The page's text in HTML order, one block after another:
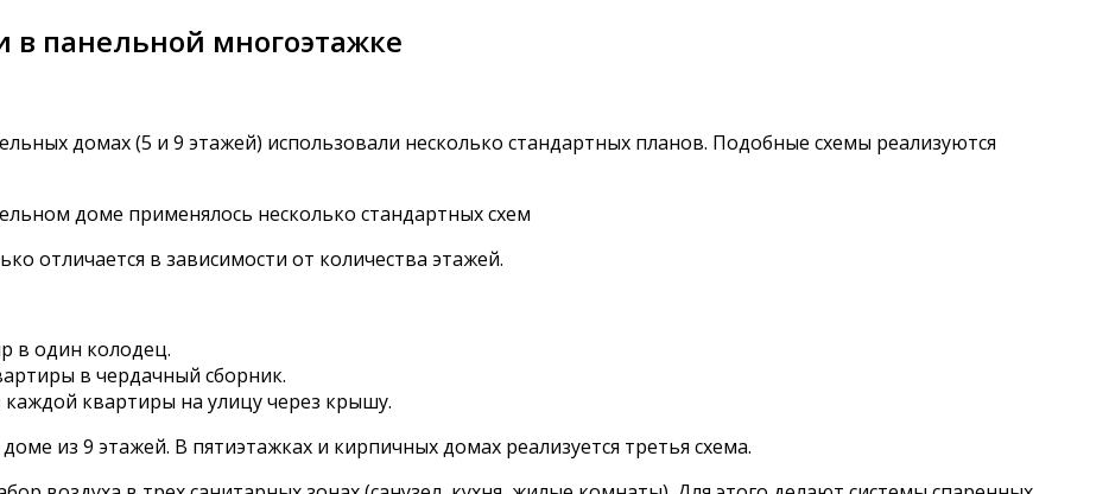
в панельной многоэтажке
домах (5 и 9 этажей) использовали несколько стандартных планов. Подобные схемы реализуются
доме применялось несколько стандартных схем
отличается в зависимости от количества этажей.
в один колодец.
в чердачный сборник.
квартиры на улицу через крышу.
из 9 этажей. В пятиэтажках и кирпичных домах реализуется третья схема.